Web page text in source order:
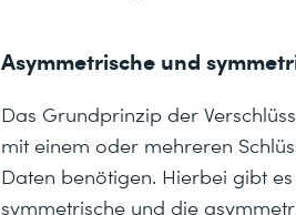
Asymmetrische und
Das Grundprinzip der
mit einem oder mehreren
Daten benötigen. Hierbei gibt
symmetrische und die